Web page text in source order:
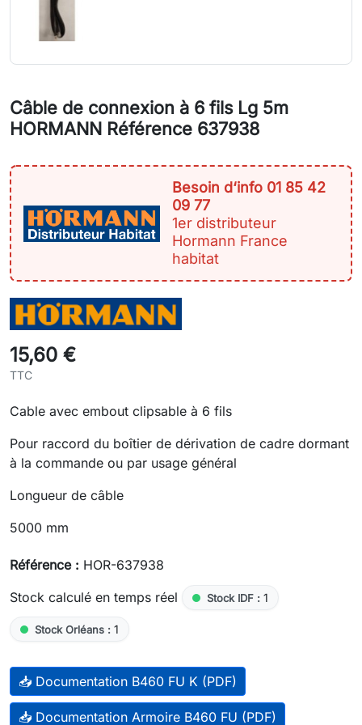
Câble de connexion à 6 fils Lg 5m
HORMANN Référence 637938
Besoin d‘info 01 85 42
09 77
1er distributeur
Hormann France
habitat
15,60 €
TTC
Cable avec embout clipsable à 6 fils
Pour raccord du boîtier de dérivation de cadre dormant
à la commande ou par usage général
Longueur de câble
5000 mm
Référence : HOR-637938
Stock calculé en temps réel
Stock IDF : 1
Stock Orléans : 1
📥 Documentation B460 FU K (PDF)
📥 Documentation Armoire B460 FU (PDF)